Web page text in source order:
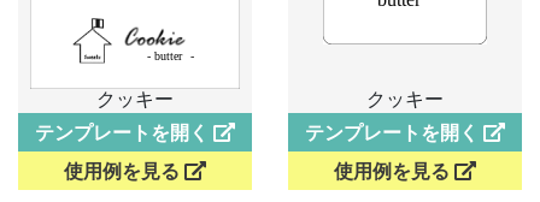
クッキー
テンプレートを開く
使用例を見る
クッキー
テンプレートを開く
使用例を見る